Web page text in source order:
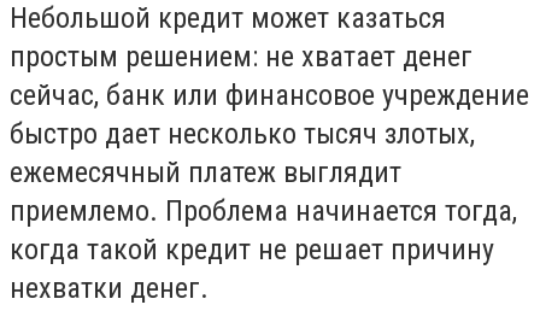
Небольшой кредит может казаться
простым решением: не хватает денег
сейчас, банк или финансовое учреждение
быстро дает несколько тысяч злотых,
ежемесячный платеж выглядит
приемлемо. Проблема начинается тогда,
когда такой кредит не решает причину
нехватки денег.